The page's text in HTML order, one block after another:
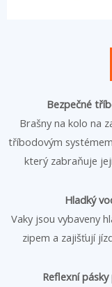
Bezpečné
Brašny na kolo na
tříbodovým
který zabraňuje
Hladký
Vaky jsou vybaveny
zipem a zajišťují
Reflexní